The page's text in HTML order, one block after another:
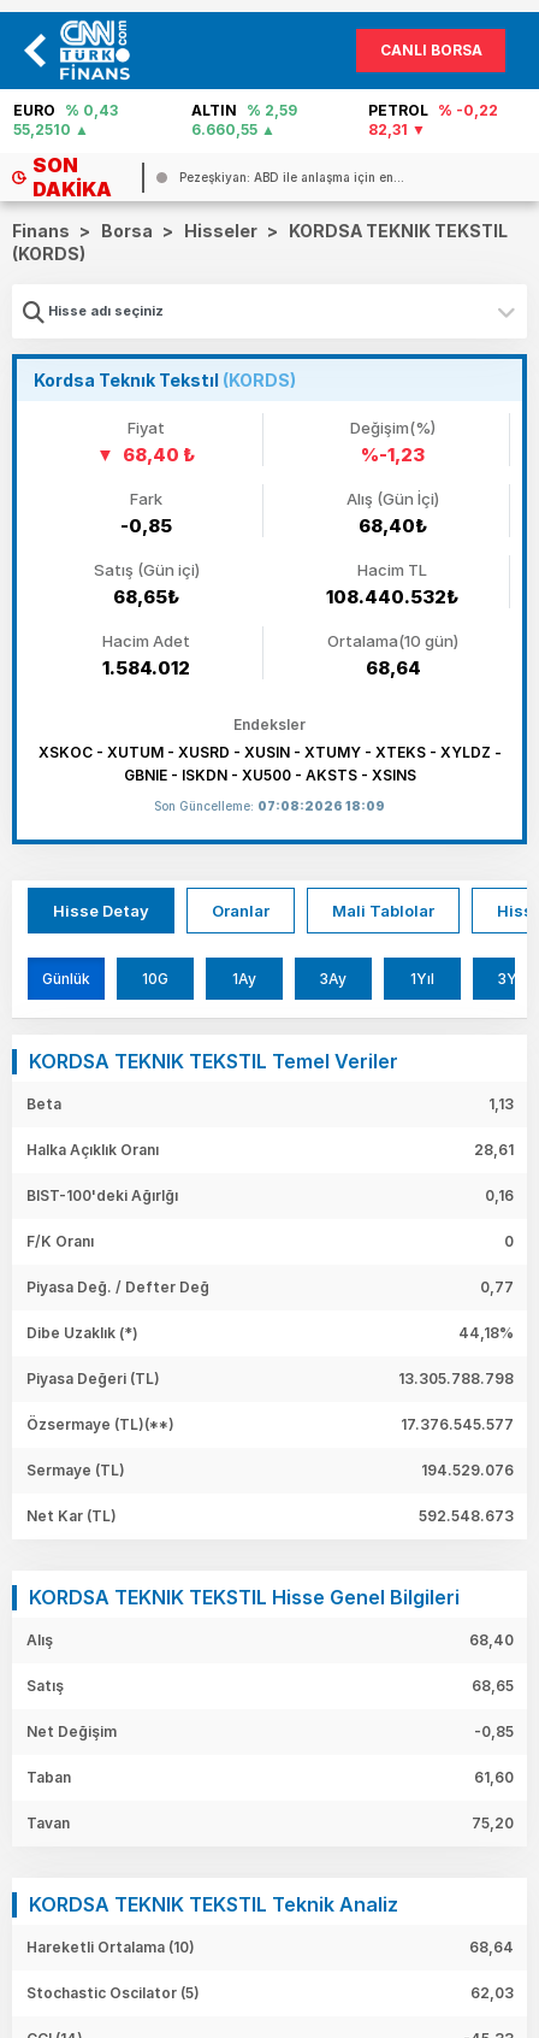
CANLI BORSA
EURO
% 0,43
55,2510
ALTIN
% 2,59
6.660,55
PETROL % -0,22
82,31
SON
DAKIKA
Pezeşkiyan: ABD ile anlaşma için en...
Finans > Borsa > Hisseler >
KORDSA TEKNIK TEKSTIL
(KORDS)
Kordsa Teknık Tekstıl (KORDS)
Fiyat
68,40 ₺
Değişim(%)
%-1,23
Fark
-0,85
Alış (Gün İçi)
68,40₺
Satış (Gün içi)
68,65₺
Hacim TL
108.440.532₺
Hacim Adet
1.584.012
Ortalama(10 gün)
68,64
Endeksler
XSKOC - XUTUM - XUSRD - XUSIN - XTUMY - XTEKS - XYLDZ -
GBNIE - ISKDN - XU500 - AKSTS - XSINS
Son Güncelleme: 07:08:2026 18:09
Hisse Detay Oranlar Mali Tablolar
Günlük 10G 1Ay 3Ay 1Yıl 3Yıl
KORDSA TEKNIK TEKSTIL Temel Veriler
Beta 1,13
Halka Açıklık Oranı 28,61
BIST-100'deki Ağırlğı 0,16
F/K Oranı 0
Piyasa Değ. / Defter Değ 0,77
Dibe Uzaklık (*) 44,18%
Piyasa Değeri (TL) 13.305.788.798
Özsermaye (TL)(**) 17.376.545.577
Sermaye (TL) 194.529.076
Net Kar (TL) 592.548.673
KORDSA TEKNIK TEKSTIL Hisse Genel Bilgileri
Alış 68,40
Satış 68,65
Net Değişim -0,85
Taban 61,60
Tavan 75,20
KORDSA TEKNIK TEKSTIL Teknik Analiz
Hareketli Ortalama (10) 68,64
Stochastic Oscilator (5) 62,03